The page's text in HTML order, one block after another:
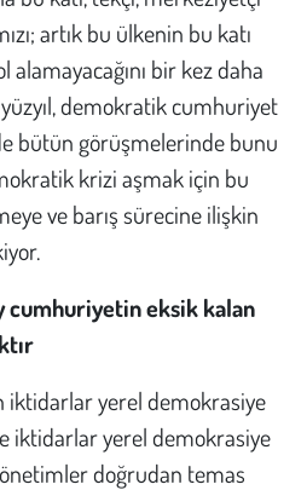
artık bu ülkenin bu katı
bir kez daha
demokratik cumhuriyet
de bütün görüşmelerinde bunu
krizi aşmak için bu
ve barış sürecine ilişkin
cumhuriyetin eksik kalan
iktidarlar yerel demokrasiye
iktidarlar yerel demokrasiye
doğrudan temas